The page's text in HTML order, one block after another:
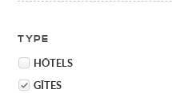
TYPE
HÔTELS
GÎTES